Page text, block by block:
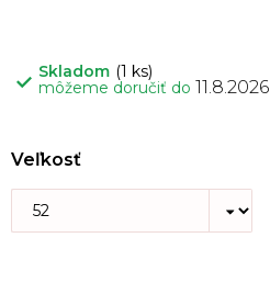
Skladom (1 ks)
môžeme doručiť do 11.8.2026
Veľkosť